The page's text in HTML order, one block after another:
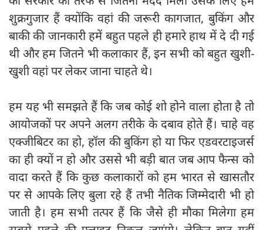
शुक्रगुजार हैं क्योंकि वहां की जरूरी कागजात, बुकिंग और
बाकी की जानकारी हमें बहुत पहले ही हमारे हाथ में दे दी गई
थी और हम जितने भी कलाकार हैं, इन सभी को बहुत खुशी-
खुशी वहां पर लेकर जाना चाहते थे।
हम यह भी समझते हैं कि जब कोई शो होने वाला होता है तो
आयोजकों पर अपने अलग तरीके के दबाव होते हैं। चाहे वह
एक्जीबिटर का हो, हॉल की बुकिंग हो या फिर एडवरटाइजर्स
का ही क्यों न हो और उससे भी बड़ी बात जब आप फैन्स को
वादा करते हैं कि कुछ कलाकारों को हम भारत से खासतौर
पर से आपके लिए बुला रहे हैं तभी नैतिक जिम्मेदारी भी हो
जाती है। हम सभी तत्पर हैं कि जैसे ही मौका मिलेगा हम